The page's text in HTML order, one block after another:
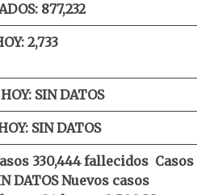
877,232
2,733
HOY: SIN DATOS
SIN DATOS
330,444 fallecidos Casos
DATOSNuevos casos